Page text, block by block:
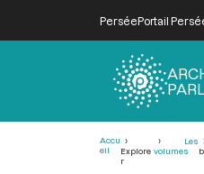
PerséePortail
Accu
eil
Explore
r
Les
volumes